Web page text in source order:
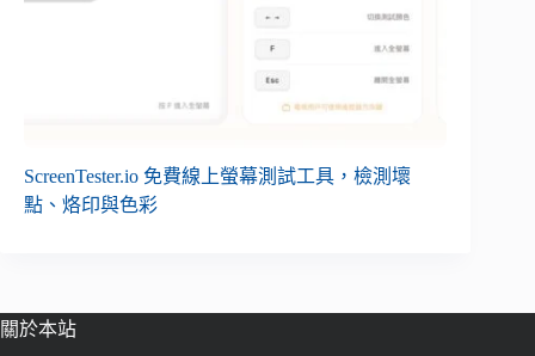
ScreenTester.io 免費線上螢幕測試工具，檢測壞
點、烙印與色彩
關於本站